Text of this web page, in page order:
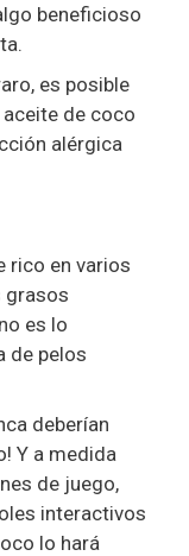
beneficioso
es posible
de coco
alérgica
rico en varios
grasos
es lo
de pelos
deberían
Y a medida
de juego,
interactivos
lo hará